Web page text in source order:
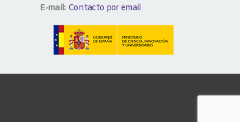
E-mail: Contacto por email